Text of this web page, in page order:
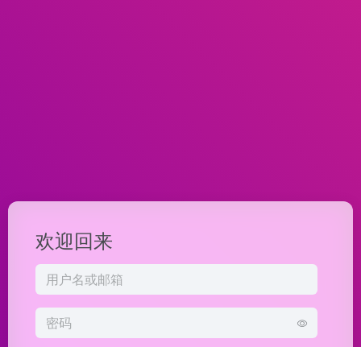
欢迎回来